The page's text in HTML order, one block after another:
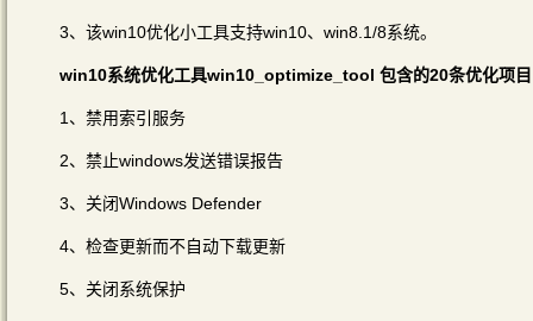
3、该win10优化小工具支持win10、win8.1/8系统。
win10系统优化工具win10_optimize_tool 包含的20条优化项
1、禁用索引服务
2、禁止windows发送错误报告
3、关闭Windows Defender
4、检查更新而不自动下载更新
5、关闭系统保护